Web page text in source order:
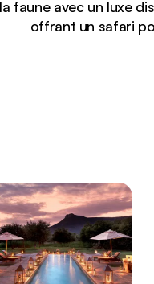
faune avec un luxe
offrant un safari